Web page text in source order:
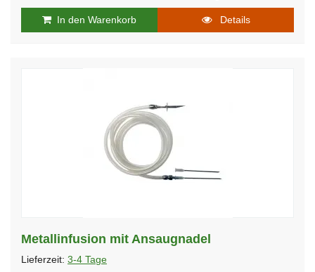
In den Warenkorb Details
Metallinfusion mit Ansaugnadel
Lieferzeit: 3-4 Tage